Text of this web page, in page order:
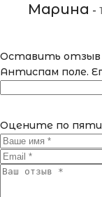
Марина -
Оставить отзыв
Антиспам поле.
Оцените по